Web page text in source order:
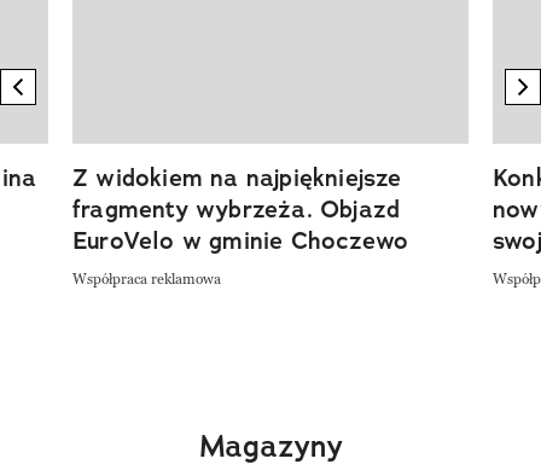
previous element
Z widokiem na najpiękniejsze
fragmenty wybrzeża. Objazd
EuroVelo w gminie Choczewo
Współpraca reklamowa
Magazyny